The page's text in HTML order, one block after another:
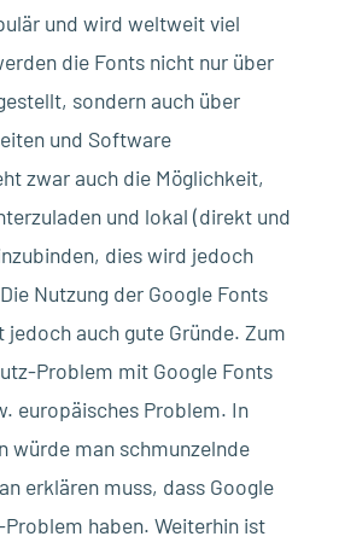
und wird weltweit viel
die Fonts nicht nur über
sondern auch über
und Software
zwar auch die Möglichkeit,
und lokal (direkt und
dies wird jedoch
Nutzung der Google Fonts
jedoch auch gute Gründe. Zum
Problem mit Google Fonts
europäisches Problem. In
würde man schmunzelnde
erklären muss, dass Google
haben. Weiterhin ist